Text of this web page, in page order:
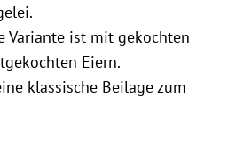
Variante ist mit gekochten
Eiern.
klassische Beilage zum